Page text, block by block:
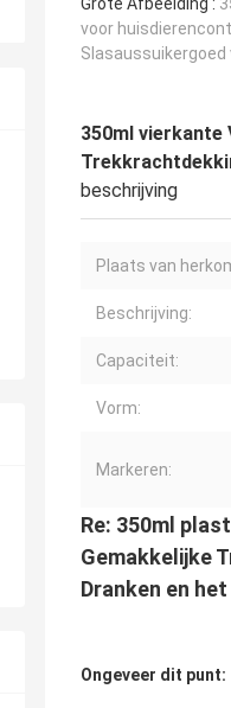
Grote Afbeelding :
voor
350ml vierkante
beschrijving
Plaats van
Beschrijving:
Capaciteit:
Vorm:
Markeren:
Re: 350ml
Gemakkelijke
Dranken en
Ongeveer dit punt: